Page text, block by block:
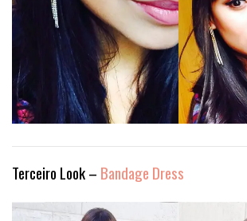
Terceiro Look – Bandage Dress